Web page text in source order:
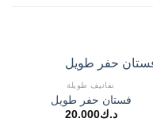
نفانيف طويلة
فستان حفر طويل
د.ك20.000